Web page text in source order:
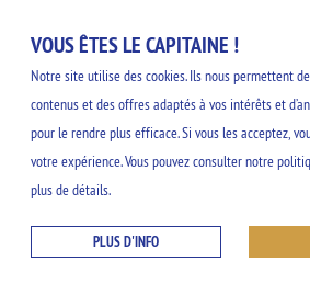
VOUS ÊTES LE CAPITAINE !
Notre site utilise des cookies. Ils nous permettent
contenus et des offres adaptés à vos intérêts et
pour le rendre plus efficace. Si vous les acceptez,
votre expérience. Vous pouvez consulter notre
plus de détails.
PLUS D'INFO
NOS
Découvrez nos idées